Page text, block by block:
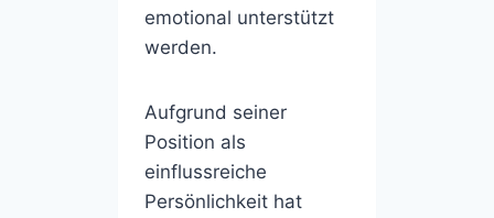
emotional unterstützt
werden.
Aufgrund seiner
Position als
einflussreiche
Persönlichkeit hat